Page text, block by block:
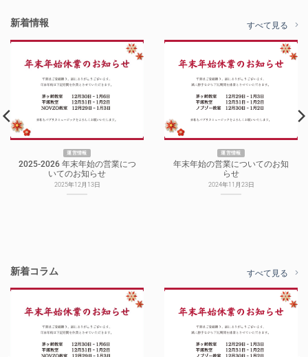
新着情報 すべて見る
運営情報
2025-2026 年末年始の営業につ
いてのお知らせ
2025年12月13日
運営情報
年末年始の営業についてのお知
らせ
2024年11月23日
新着コラム すべて見る